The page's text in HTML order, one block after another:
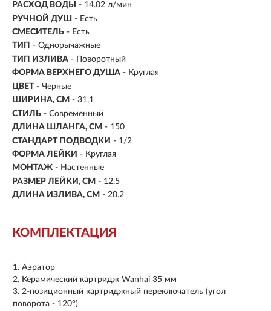
РАСХОД ВОДЫ
- 14.02 л/мин
РУЧНОЙ ДУШ - Есть
СМЕСИТЕЛЬ - Есть
ТИП - Однорычажные
ТИП ИЗЛИВА - Поворотный
ФОРМА ВЕРХНЕГО ДУША - Круглая
ЦВЕТ - Черные
ШИРИНА, СМ - 31,1
СТИЛЬ - Современный
ДЛИНА ШЛАНГА, СМ - 150
СТАНДАРТ ПОДВОДКИ - 1/2
ФОРМА ЛЕЙКИ - Круглая
МОНТАЖ - Настенные
РАЗМЕР ЛЕЙКИ, СМ - 12.5
ДЛИНА ИЗЛИВА, СМ - 20.2
КОМПЛЕКТАЦИЯ
Аэратор
Керамический картридж Wanhai 35 мм
2-позиционный картриджный переключатель (угол
поворота - 120°)